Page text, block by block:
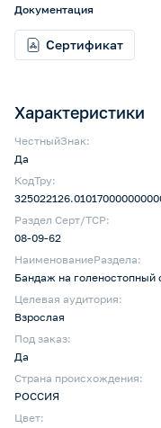
Характеристики
ЧестныйЗнак:
Да
КодТру:
Раздел Серт/ТСР:
08-09-62
НаименованиеРаздела:
Бандаж на голеностопный
Целевая аудитория:
Взрослая
Под заказ:
Да
Страна происхождения:
РОССИЯ
Цвет:
Документация
Сертификат